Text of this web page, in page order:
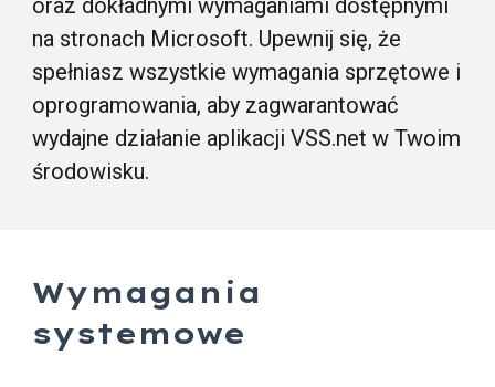
oraz dokładnymi wymaganiami dostępnymi
na stronach Microsoft. Upewnij się, że
spełniasz wszystkie wymagania sprzętowe i
oprogramowania, aby zagwarantować
wydajne działanie aplikacjiVSS.net w Twoim
środowisku.
Wymagania
systemowe